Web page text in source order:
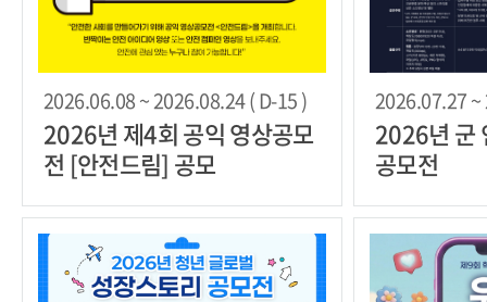
2026.06.08 ~ 2026.08.24 ( D-15 )
2026년 제4회 공익 영상공모
전 [안전드림] 공모
2026.07.27 ~
2026년 군
공모전